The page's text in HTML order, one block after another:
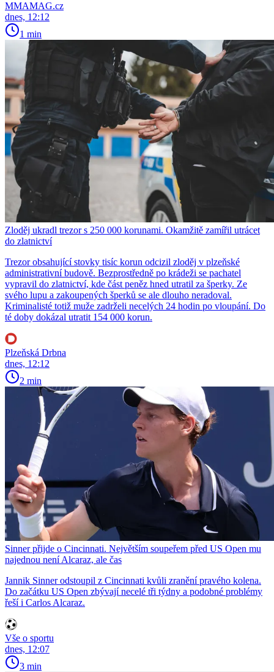
MMAMAG.cz
dnes, 12:12
1 min
Zloděj ukradl trezor s 250 000 korunami. Okamžitě zamířil utrácet
do zlatnictví
Trezor obsahující stovky tisíc korun odcizil zloděj v plzeňské
administrativní budově. Bezprostředně po krádeži se pachatel
vypravil do zlatnictví, kde část peněz hned utratil za šperky. Ze
svého lupu a zakoupených šperků se ale dlouho neradoval.
Kriminalisté totiž muže zadrželi necelých 24 hodin po vloupání. Do
té doby dokázal utratit 154 000 korun.
Plzeňská Drbna
dnes, 12:12
2 min
Sinner přijde o Cincinnati. Největším soupeřem před US Open mu
najednou není Alcaraz, ale čas
Jannik Sinner odstoupil z Cincinnati kvůli zranění pravého kolena.
Do začátku US Open zbývají necelé tři týdny a podobné problémy
řeší i Carlos Alcaraz.
Vše o sportu
dnes, 12:07
3 min